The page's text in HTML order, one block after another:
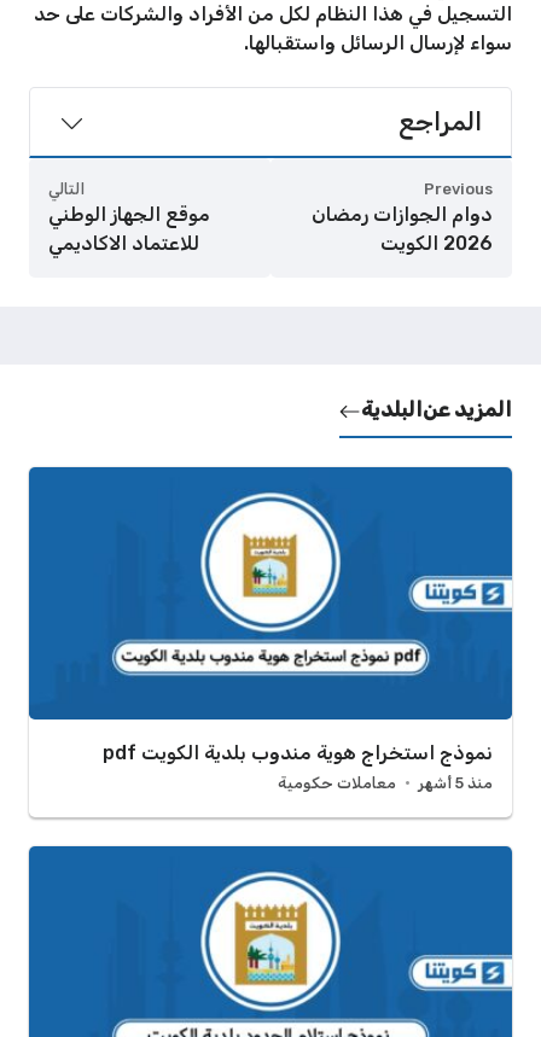
التسجيل في هذا النظام لكل من الأفراد والشركات على حد
سواء لإرسال الرسائل واستقبالها.
المراجع
Previous
دوام الجوازات رمضان
2026 الكويت
التالي
موقع الجهاز الوطني
للاعتماد الاكاديمي
المزيد عنالبلدية
نموذج استخراج هوية مندوب بلدية الكويت pdf
منذ 5 أشهر معاملات حكومية